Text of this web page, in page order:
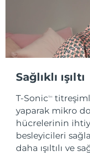
Sağlıklı ışıltı
T-SonicTM
yaparak mikro
hücrelerinin
besleyicileri
daha ışıltılı ve